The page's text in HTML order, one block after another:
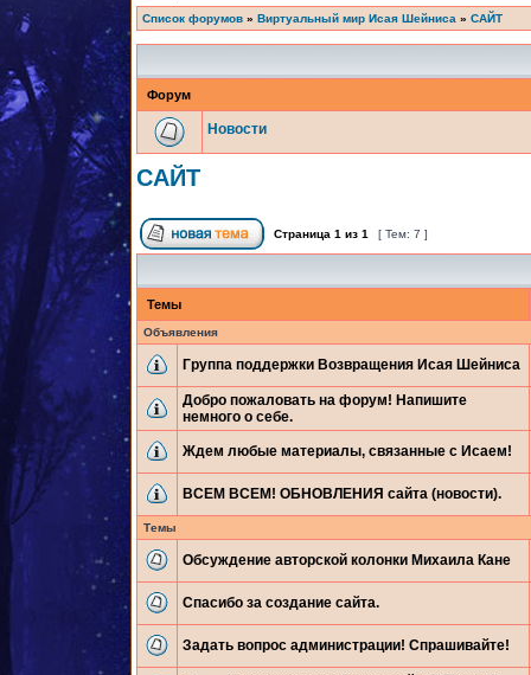
Список форумов » Виртуальный мир Исая Шейниса » САЙТ
Форум
Новости
САЙТ
Страница 1 из 1 [ Тем: 7 ]
Темы
Объявления
Группа поддержки Возвращения Исая Шейниса
Добро пожаловать на форум! Напишите
немного о себе.
Ждем любые материалы, связанные с Исаем!
ВСЕМ ВСЕМ! ОБНОВЛЕНИЯ сайта (новости).
Темы
Обсуждение авторской колонки Михаила Кане
Спасибо за создание сайта.
Задать вопрос администрации! Спрашивайте!